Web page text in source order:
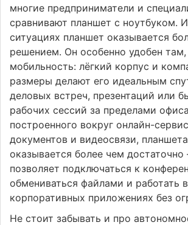
многие предприниматели и
сравнивают планшет с ноутбуком.
ситуациях планшет оказывается
решением. Он особенно удобен там,
мобильность: лёгкий корпус и
размеры делают его идеальным
деловых встреч, презентаций или
рабочих сессий за пределами
построенного вокруг онлайн-
документов и видеосвязи,
оказывается более чем
позволяет подключаться к
обмениваться файлами и работать в
корпоративных приложениях без
Не стоит забывать и про